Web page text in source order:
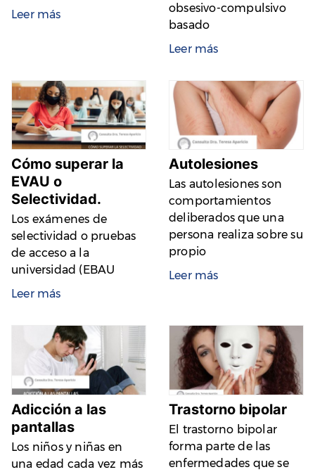
Leer más
obsesivo-compulsivo
basado
Leer más
Cómo superar la
EVAU o
Selectividad.
Los exámenes de
selectividad o pruebas
de acceso a la
universidad (EBAU
Leer más
Autolesiones
Las autolesiones son
comportamientos
deliberados que una
persona realiza sobre su
propio
Leer más
Adicción a las
pantallas
Los niños y niñas en
una edad cada vez más
Trastorno bipolar
El trastorno bipolar
forma parte de las
enfermedades que se